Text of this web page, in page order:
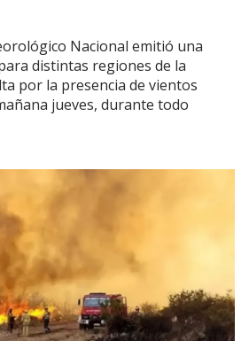
Nacional emitió una
distintas regiones de la
por la presencia de vientos
jueves, durante todo